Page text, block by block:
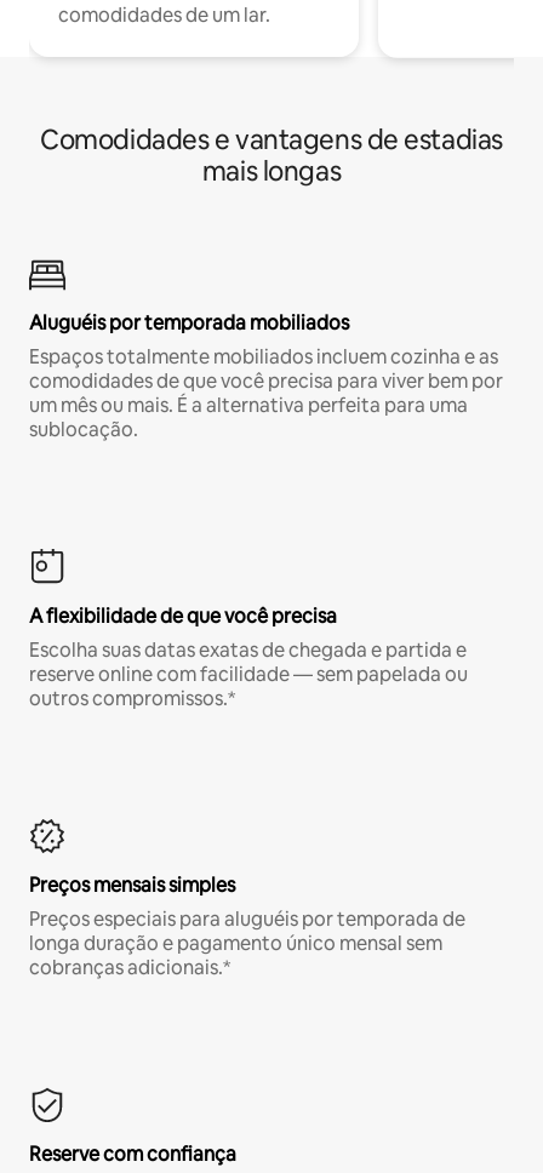
comodidades de um lar.
Comodidades e vantagens de estadias
mais longas
Aluguéis por temporada mobiliados
Espaços totalmente mobiliados incluem cozinha e as
comodidades de que você precisa para viver bem por
um mês ou mais. É a alternativa perfeita para uma
sublocação.
A flexibilidade de que você precisa
Escolha suas datas exatas de chegada e partida e
reserve online com facilidade — sem papelada ou
outros compromissos.*
Preços mensais simples
Preços especiais para aluguéis por temporada de
longa duração e pagamento único mensal sem
cobranças adicionais.*
Reserve com confiança